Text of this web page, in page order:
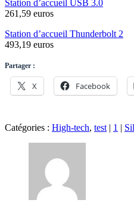
Station d’accueil USB 3.0
261,59 euros
Station d’accueil Thunderbolt 2
493,19 euros
Partager :
X Facebook
Catégories : High-tech, test | 1 |